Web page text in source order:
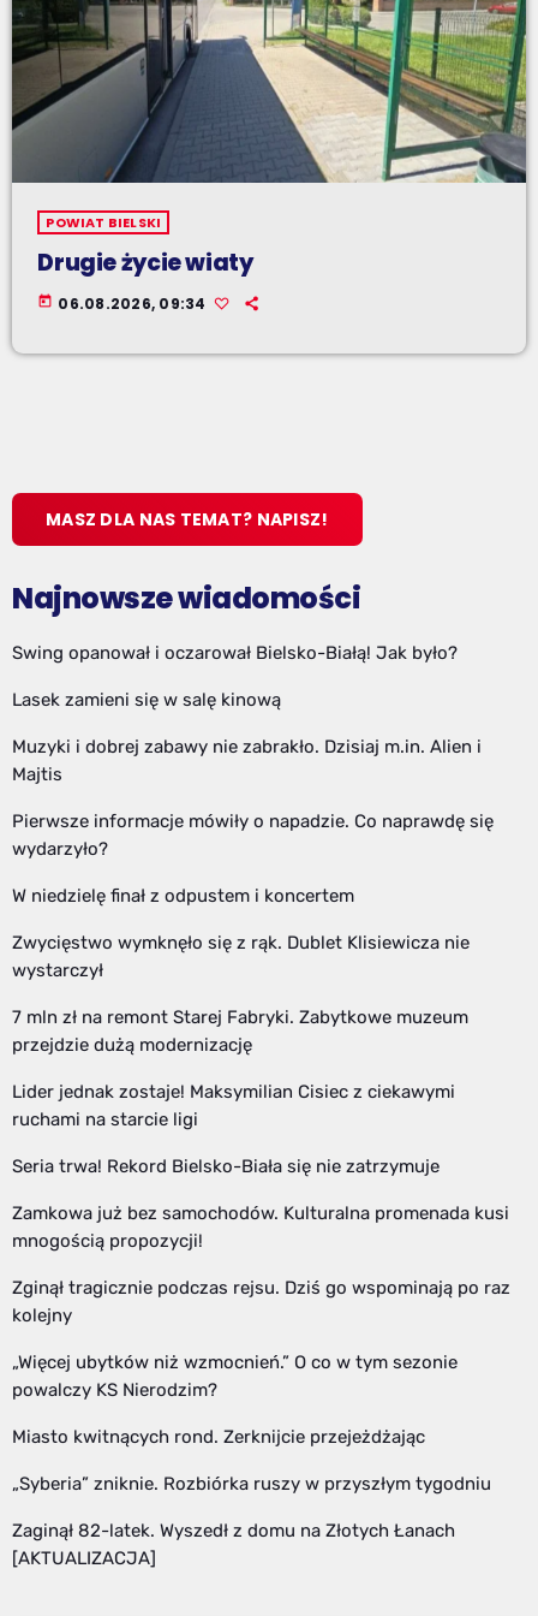
POWIAT BIELSKI
Drugie życie wiaty
today 06.08.2026, 09:34
MASZ DLA NAS TEMAT? NAPISZ!
Najnowsze wiadomości
Swing opanował i oczarował Bielsko-Białą! Jak było?
Lasek zamieni się w salę kinową
Muzyki i dobrej zabawy nie zabrakło. Dzisiaj m.in. Alien i
Majtis
Pierwsze informacje mówiły o napadzie. Co naprawdę się
wydarzyło?
W niedzielę finał z odpustem i koncertem
Zwycięstwo wymknęło się z rąk. Dublet Klisiewicza nie
wystarczył
7 mln zł na remont Starej Fabryki. Zabytkowe muzeum
przejdzie dużą modernizację
Lider jednak zostaje! Maksymilian Cisiec z ciekawymi
ruchami na starcie ligi
Seria trwa! Rekord Bielsko-Biała się nie zatrzymuje
Zamkowa już bez samochodów. Kulturalna promenada kusi
mnogością propozycji!
Zginął tragicznie podczas rejsu. Dziś go wspominają po raz
kolejny
„Więcej ubytków niż wzmocnień.” O co w tym sezonie
powalczy KS Nierodzim?
Miasto kwitnących rond. Zerknijcie przejeżdżając
„Syberia” zniknie. Rozbiórka ruszy w przyszłym tygodniu
Zaginął 82-latek. Wyszedł z domu na Złotych Łanach
[AKTUALIZACJA]